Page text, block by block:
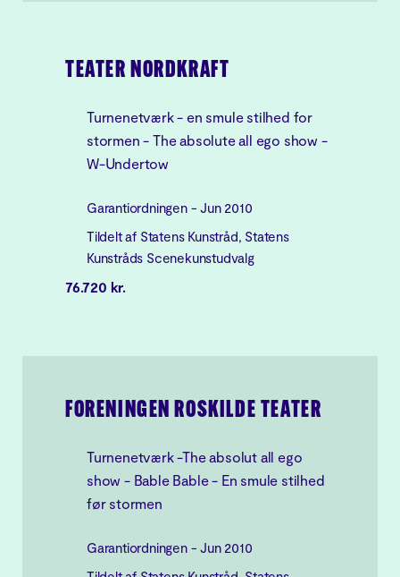
TEATER NORDKRAFT
Turnenetværk - en smule stilhed for
stormen - The absolute all ego show -
W-Undertow
Garantiordningen - Jun 2010
Tildelt af Statens Kunstråd, Statens
Kunstråds Scenekunstudvalg
76.720 kr.
FORENINGEN ROSKILDE TEATER
Turnenetværk -The absolut all ego
show - Bable Bable - En smule stilhed
før stormen
Garantiordningen - Jun 2010